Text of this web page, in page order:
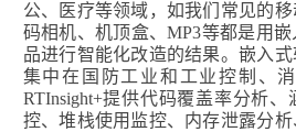
公、医疗等领域，如我们常见的
码相机、机顶盒、MP3等都是用
品进行智能化改造的结果。嵌入
集中在国防工业和工业控制、
RTInsight+提供代码覆盖率分析、
控、堆栈使用监控、内存泄露分